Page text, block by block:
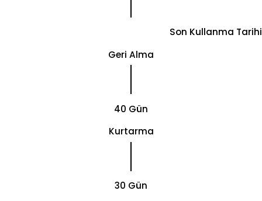
Son Kullanma Tarihi
Geri Alma
40 Gün
Kurtarma
30 Gün